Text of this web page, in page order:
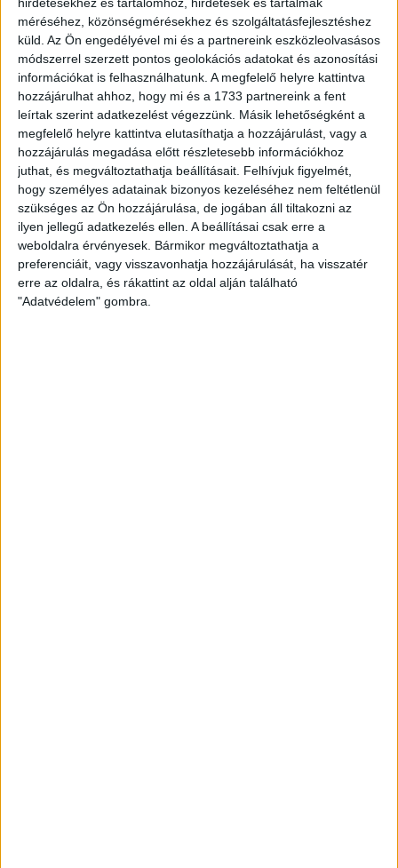
méréséhez, közönségmérésekhez és szolgáltatásfejlesztéshez
küld. Az Ön engedélyével mi és a partnereink eszközleolvasásos
módszerrel szerzett pontos geolokációs adatokat és azonosítási
információkat is felhasználhatunk. A megfelelő helyre kattintva
hozzájárulhat ahhoz, hogy mi és a 1733 partnereink a fent
leírtak szerint adatkezelést végezzünk. Másik lehetőségként a
megfelelő helyre kattintva elutasíthatja a hozzájárulást, vagy a
hozzájárulás megadása előtt részletesebb információkhoz
juthat, és megváltoztathatja beállításait. Felhívjuk figyelmét,
hogy személyes adatainak bizonyos kezeléséhez nem feltétlenül
szükséges az Ön hozzájárulása, de jogában áll tiltakozni az
ilyen jellegű adatkezelés ellen. A beállításai csak erre a
weboldalra érvényesek. Bármikor megváltoztathatja a
preferenciáit, vagy visszavonhatja hozzájárulását, ha visszatér
erre az oldalra, és rákattint az oldal alján található
"Adatvédelem" gombra.
Fa fonaltartó és fonalvezető tál - Durable - 1064
Termék adatlap
Kellékek
13,990 Ft/ db